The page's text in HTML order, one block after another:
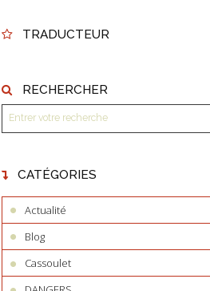
TRADUCTEUR
RECHERCHER
CATÉGORIES
Actualité
Blog
Cassoulet